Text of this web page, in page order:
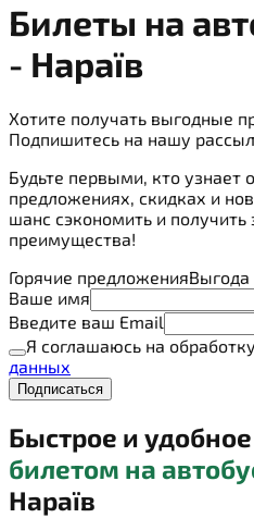
Билеты на
- Нараїв
Хотите получать выгодные
Подпишитесь на нашу
Будьте первыми, кто узнает
предложениях, скидках и
шанс сэкономить и
преимущества!
Горячие предложенияВыгода
Ваше имя
Введите ваш Email
Я соглашаюсь на
данных
Подписаться
Быстрое и
билетом на
Нараїв